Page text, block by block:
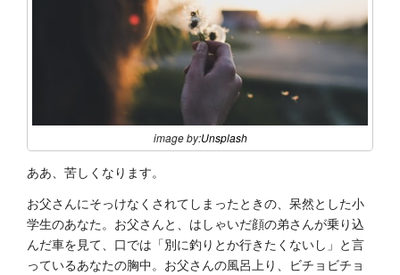
image by:Unsplash
ああ、苦しくなります。
お父さんにそっけなくされてしまったときの、呆然とした小
学生のあなた。お父さんと、はしゃいだ顔の弟さんが乗り込
んだ車を見て、口では「別に釣りとか行きたくないし」と言
っているあなたの胸中。お父さんの風呂上り、ビチョビチョ